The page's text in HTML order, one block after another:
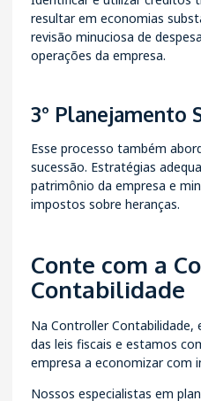
resultar em economias
revisão minuciosa de
operações da empresa.
3° Planejamento
Esse processo também
sucessão. Estratégias
patrimônio da empresa e
impostos sobre heranças.
Conte com a
Contabilidade
Na Controller Contabilidade,
das leis fiscais e estamos
empresa a economizar com
Nossos especialistas em